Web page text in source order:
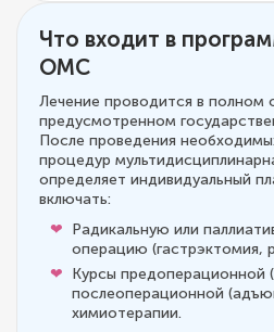
Что входит в
ОМС
Лечение проводится в полном
предусмотренном
После проведения
процедур
определяет индивидуальный
включать:
Радикальную или
операцию (гастрэктомия,
Курсы предоперационной
послеоперационной
химиотерапии.